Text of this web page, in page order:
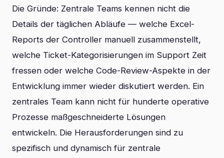
Die Gründe: Zentrale Teams kennen nicht die
Details der täglichen Abläufe — welche Excel-
Reports der Controller manuell zusammenstellt,
welche Ticket-Kategorisierungen im Support Zeit
fressen oder welche Code-Review-Aspekte in der
Entwicklung immer wieder diskutiert werden. Ein
zentrales Team kann nicht für hunderte operative
Prozesse maßgeschneiderte Lösungen
entwickeln. Die Herausforderungen sind zu
spezifisch und dynamisch für zentrale